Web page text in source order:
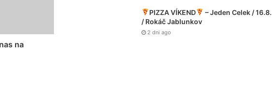
na
PIZZA VÍKEND
– Jeden Celek / 16.8.
/ Rokáč Jablunkov
2 dni ago